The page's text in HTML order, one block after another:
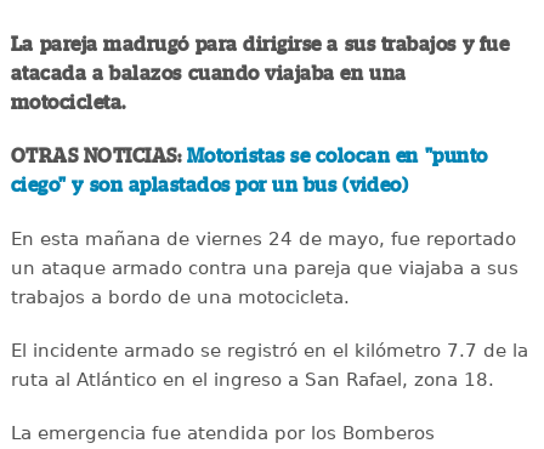
La pareja madrugó para dirigirse a sus trabajos y fue
atacada a balazos cuando viajaba en una
motocicleta.
OTRAS NOTICIAS: Motoristas se colocan en "punto
ciego" y son aplastados por un bus (video)
En esta mañana de viernes 24 de mayo, fue reportado
un ataque armado contra una pareja que viajaba a sus
trabajos a bordo de una motocicleta.
El incidente armado se registró en el kilómetro 7.7 de la
ruta al Atlántico en el ingreso a San Rafael, zona 18.
La emergencia fue atendida por los Bomberos